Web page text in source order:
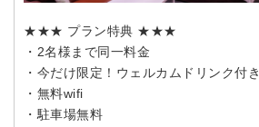
★★★ プラン特典 ★★★
・2名様まで同一料金
・今だけ限定！ウェルカムドリンク付き
・無料wifi
・駐車場無料